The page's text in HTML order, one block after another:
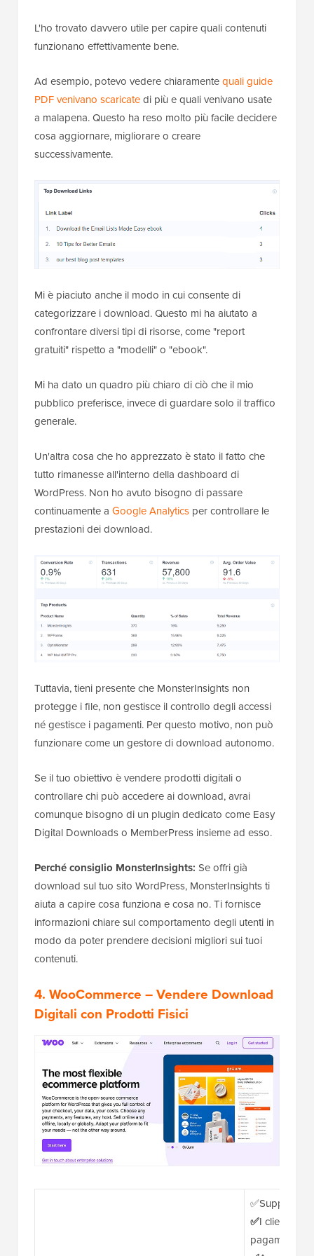
L'ho trovato davvero utile per capire quali contenuti
funzionano effettivamente bene.
Ad esempio, potevo vedere chiaramentequali guide
PDF venivano scaricatedi più e quali venivano usate
a malapena. Questo ha reso molto più facile decidere
cosa aggiornare, migliorare o creare
successivamente.
Mi è piaciuto anche il modo in cui consente di
categorizzare i download. Questo mi ha aiutato a
confrontare diversi tipi di risorse, come "report
gratuiti" rispetto a "modelli" o "ebook".
Mi ha dato un quadro più chiaro di ciò che il mio
pubblico preferisce, invece di guardare solo il traffico
generale.
Un'altra cosa che ho apprezzato è stato il fatto che
tutto rimanesse all'interno della dashboard di
WordPress. Non ho avuto bisogno di passare
continuamente a Google Analytics per controllare le
prestazioni dei download.
Tuttavia, tieni presente che MonsterInsights non
protegge i file, non gestisce il controllo degli accessi
né gestisce i pagamenti. Per questo motivo, non può
funzionare come un gestore di download autonomo.
Se il tuo obiettivo è vendere prodotti digitali o
controllare chi può accedere ai download, avrai
comunque bisogno di un plugin dedicato come Easy
Digital Downloads o MemberPress insieme ad esso.
Perché consiglio MonsterInsights: Se offri già
download sul tuo sito WordPress, MonsterInsights ti
aiuta a capire cosa funziona e cosa no. Ti fornisce
informazioni chiare sul comportamento degli utenti in
modo da poter prendere decisioni migliori sui tuoi
contenuti.
4. WooCommerce – Vendere Download
Digitali con Prodotti Fisici
✅Supporta
✅I clienti
pagamento